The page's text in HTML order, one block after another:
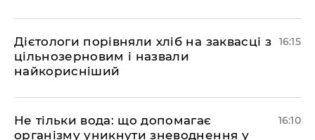
Дієтологи порівняли хліб на заквасці з
цільнозерновим і назвали
найкорисніший
16:15
Не тільки вода: що допомагає
організму уникнути зневоднення у
16:10